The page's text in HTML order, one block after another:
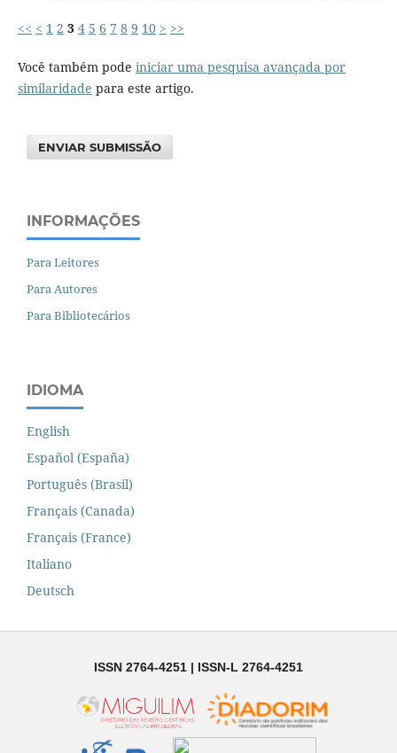
<< < 1 2 3 4 5 6 7 8 9 10 > >>
Você também pode iniciar uma pesquisa avançada por
similaridade para este artigo.
ENVIAR SUBMISSÃO
INFORMAÇÕES
Para Leitores
Para Autores
Para Bibliotecários
IDIOMA
English
Español (España)
Português (Brasil)
Français (Canada)
Français (France)
Italiano
Deutsch
ISSN 2764-4251 | ISSN-L 2764-4251